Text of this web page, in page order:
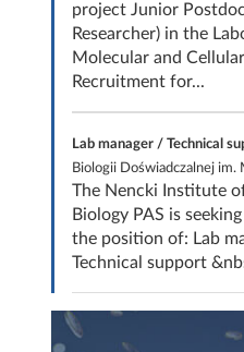
project Junior
Researcher) in the
Molecular and
Recruitment for...
Lab manager / Technical
Biologii Doświadczalnej im.
The Nencki Institute
Biology PAS is
the position of: Lab
Technical support